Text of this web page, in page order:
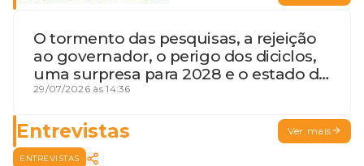
O tormento das pesquisas, a rejeição
ao governador, o perigo dos diciclos,
uma surpresa para 2028 e o estado de
terceira guerra mundial
29/07/2026 às 14:36
Entrevistas Ver mais
ENTREVISTAS